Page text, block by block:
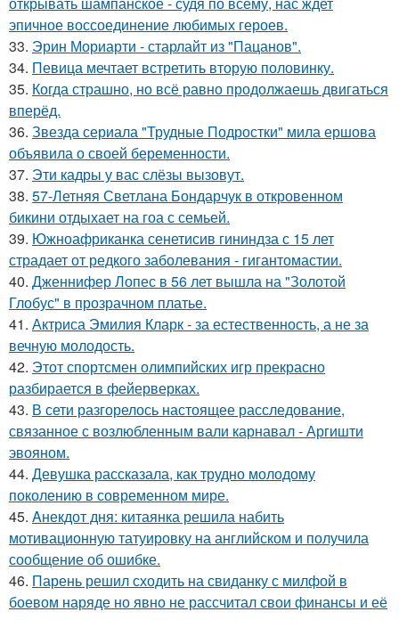
эпичное воссоединение любимых героев.
33. Эрин Мориарти - старлайт из "Пацанов".
34. Певица мечтает встретить вторую половинку.
35. Когда страшно, но всё равно продолжаешь двигаться
вперёд.
36. Звезда сериала "Трудные Подростки" мила ершова
объявила о своей беременности.
37. Эти кадры у вас слёзы вызовут.
38. 57-Летняя Светлана Бондарчук в откровенном
бикини отдыхает на гоа с семьей.
39. Южноафриканка сенетисив гининдза с 15 лет
страдает от редкого заболевания - гигантомастии.
40. Дженнифер Лопес в 56 лет вышла на "Золотой
Глобус" в прозрачном платье.
41. Актриса Эмилия Кларк - за естественность, а не за
вечную молодость.
42. Этот спортсмен олимпийских игр прекрасно
разбирается в фейерверках.
43. В сети разгорелось настоящее расследование,
связанное с возлюбленным вали карнавал - Аргишти
эвояном.
44. Девушка рассказала, как трудно молодому
поколению в современном мире.
45. Aнекдот дня: китаянка решила набить
мотивационную татуировку на английском и получила
сообщение об ошибке.
46. Парень решил сходить на свиданку с милфой в
боевом наряде но явно не рассчитал свои финансы и её